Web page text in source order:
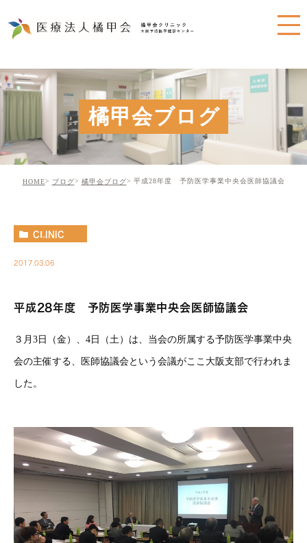
橘甲会ブログ
HOME ブログ 橘甲会ブログ 平成28年度 予防医学事業中央会医師協議会
CLINIC
2017.03.06
平成28年度 予防医学事業中央会医師協議会
３月3日（金）、4日（土）は、当会の所属する予防医学事業中央
会の主催する、医師協議会という会議がここ大阪支部で行われま
した。